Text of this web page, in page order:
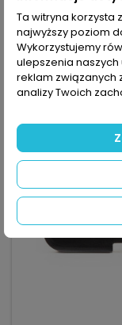
Ta witryna korzysta
najwyższy poziom
Wykorzystujemy
ulepszenia naszych
reklam związanych
analizy Twoich